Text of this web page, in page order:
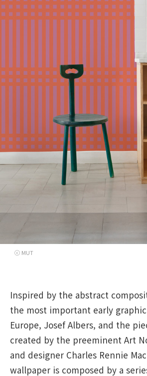
ⓒ MUT
Inspired by the abstract
the most important early
Europe, Josef Albers, and the
created by the preeminent Art
and designer Charles Rennie
wallpaper is composed by a